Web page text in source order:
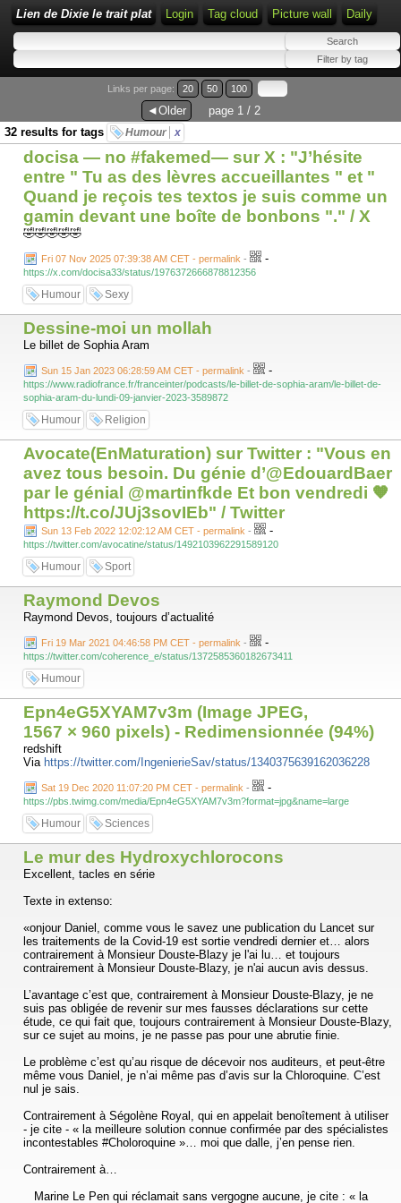
Lien de Dixie le trait plat Login Tag cloud Picture wall Daily
Links per page: 20 50 100
◄Older
page 1 / 2
32 results for tags
Humour x
docisa — no #fakemed— sur X : "J’hésite
entre " Tu as des lèvres accueillantes " et "
Quand je reçois tes textos je suis comme un
gamin devant une boîte de bonbons "." / X
🤣🤣🤣🤣🤣
Fri 07 Nov 2025 07:39:38 AM CET - permalink - -
https://x.com/docisa33/status/1976372666878812356
Humour Sexy
Dessine-moi un mollah
Le billet de Sophia Aram
Sun 15 Jan 2023 06:28:59 AM CET - permalink - -
https://www.radiofrance.fr/franceinter/podcasts/le-billet-de-sophia-aram/le-billet-de-
sophia-aram-du-lundi-09-janvier-2023-3589872
Humour Religion
Avocate(EnMaturation) sur Twitter : "Vous en
avez tous besoin. Du génie d’@EdouardBaer
par le génial @martinfkde Et bon vendredi 🧡
https://t.co/JUj3sovIEb" / Twitter
Sun 13 Feb 2022 12:02:12 AM CET - permalink - -
https://twitter.com/avocatine/status/1492103962291589120
Humour Sport
Raymond Devos
Raymond Devos, toujours d’actualité
Fri 19 Mar 2021 04:46:58 PM CET - permalink - -
https://twitter.com/coherence_e/status/1372585360182673411
Humour
Epn4eG5XYAM7v3m (Image JPEG,
1567 × 960 pixels) - Redimensionnée (94%)
redshift
Via https://twitter.com/IngenierieSav/status/1340375639162036228
Sat 19 Dec 2020 11:07:20 PM CET - permalink - -
https://pbs.twimg.com/media/Epn4eG5XYAM7v3m?format=jpg&name=large
Humour Sciences
Le mur des Hydroxychlorocons
Excellent, tacles en série
Texte in extenso:
«onjour Daniel, comme vous le savez une publication du Lancet sur
les traitements de la Covid-19 est sortie vendredi dernier et… alors
contrairement à Monsieur Douste-Blazy je l'ai lu… et toujours
contrairement à Monsieur Douste-Blazy, je n'ai aucun avis dessus.
L’avantage c’est que, contrairement à Monsieur Douste-Blazy, je ne
suis pas obligée de revenir sur mes fausses déclarations sur cette
étude, ce qui fait que, toujours contrairement à Monsieur Douste-Blazy,
sur ce sujet au moins, je ne passe pas pour une abrutie finie.
Le problème c’est qu’au risque de décevoir nos auditeurs, et peut-être
même vous Daniel, je n’ai même pas d’avis sur la Chloroquine. C’est
nul je sais.
Contrairement à Ségolène Royal, qui en appelait benoîtement à utiliser
- je cite - « la meilleure solution connue confirmée par des spécialistes
incontestables #Choloroquine »… moi que dalle, j’en pense rien.
Contrairement à…
Marine Le Pen qui réclamait sans vergogne aucune, je cite : « la